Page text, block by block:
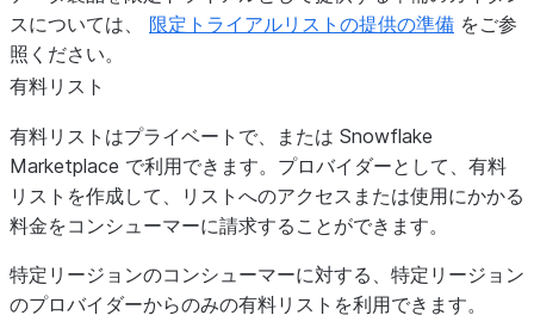
スについては、 限定トライアルリストの提供の準備 をご参
照ください。
有料リスト
有料リストはプライベートで、または Snowflake
Marketplace で利用できます。プロバイダーとして、有料
リストを作成して、リストへのアクセスまたは使用にかかる
料金をコンシューマーに請求することができます。
特定リージョンのコンシューマーに対する、特定リージョン
のプロバイダーからのみの有料リストを利用できます。